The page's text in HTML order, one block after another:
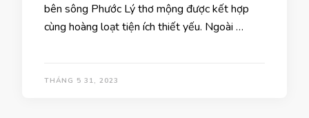
bên sông Phước Lý thơ mộng được kết hợp
cùng hoàng loạt tiện ích thiết yếu. Ngoài …
THÁNG 5 31, 2023